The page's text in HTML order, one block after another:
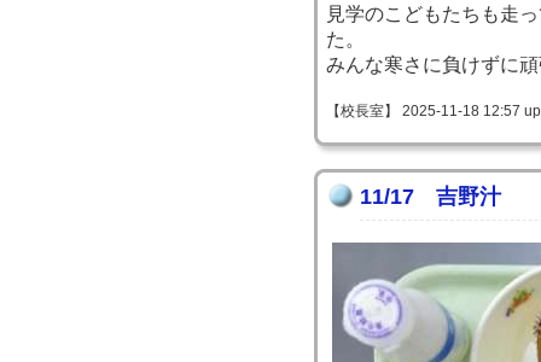
見学のこどもたちも走
た。
みんな寒さに負けずに
【校長室】 2025-11-18 12:57
11/17 吉野汁